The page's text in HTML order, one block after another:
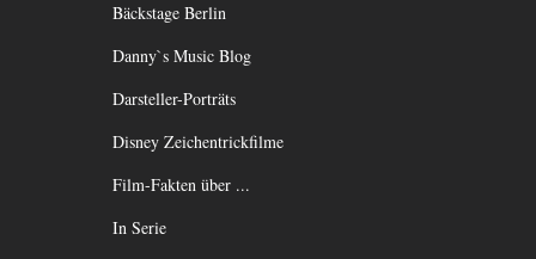
Bäckstage Berlin
Danny`s Music Blog
Darsteller-Porträts
Disney Zeichentrickfilme
Film-Fakten über ...
In Serie